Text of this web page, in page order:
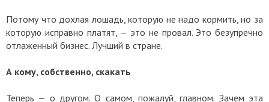
Потому что дохлая лошадь, которую не надо кормить, но за
которую исправно платят, — это не провал. Это безупречно
отлаженный бизнес. Лучший в стране.
А кому, собственно, скакать
Теперь — о другом. О самом, пожалуй, главном. Зачем эта